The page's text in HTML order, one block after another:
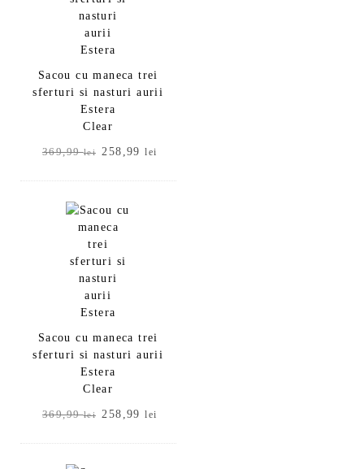
Sacou cu maneca trei
sferturi si nasturi aurii
Estera
Clear
369,99lei
Prețul
a
258,99lei
este:
Sacou cu maneca trei
sferturi si nasturi aurii
Estera
Clear
369,99lei
Prețul
a
258,99lei
este: